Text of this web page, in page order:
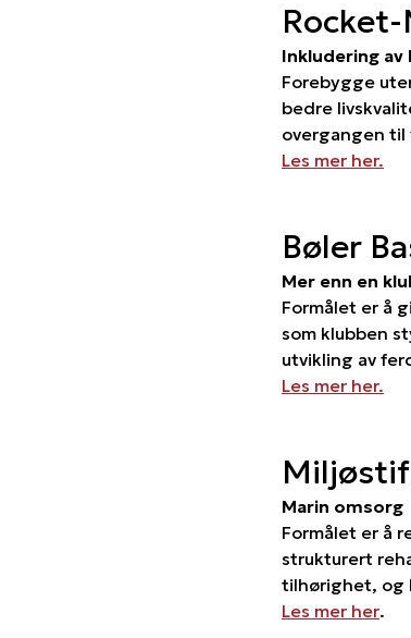
Inkludering av
Forebygge
bedre
overgangen til
Les mer her.
Bøler
Mer enn en
Formålet er å
som klubben
utvikling av
Les mer her.
Marin omsorg
Formålet er å
strukturert
tilhørighet, og
Les mer her.